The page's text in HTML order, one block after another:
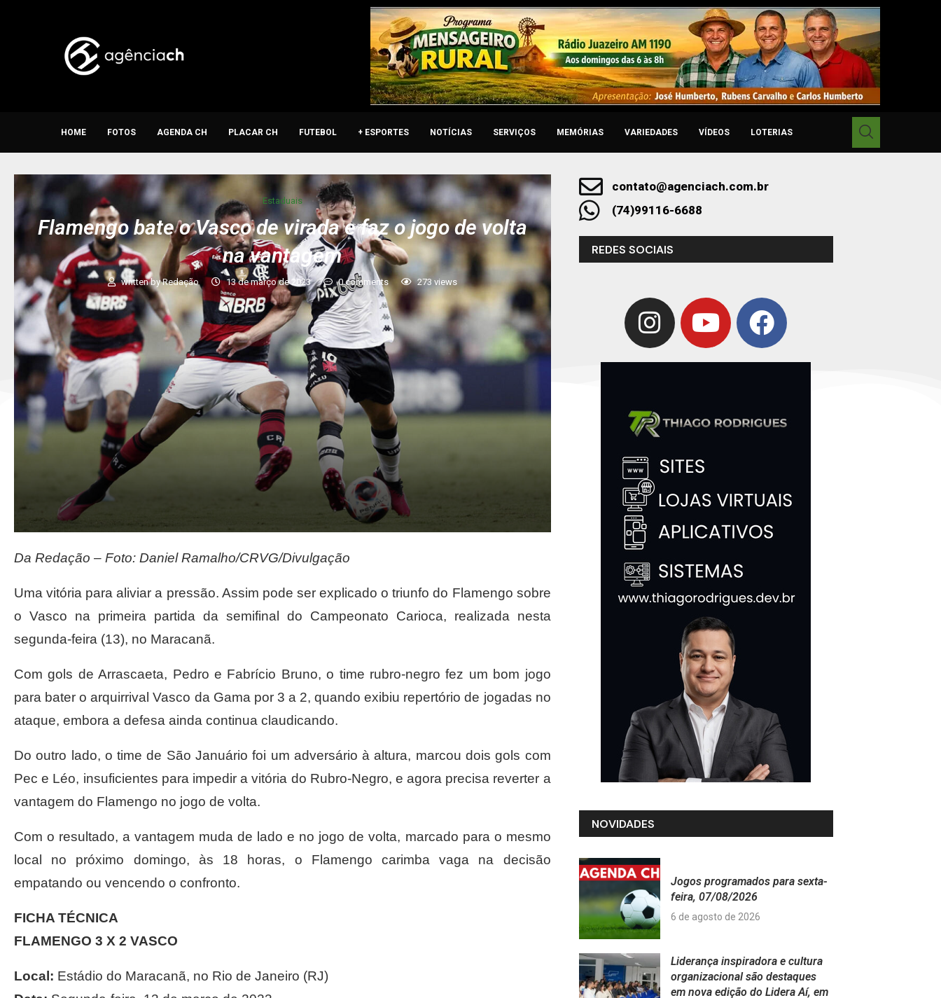
HOME FOTOS AGENDA CH PLACAR CH FUTEBOL + ESPORTES NOTÍCIAS SERVIÇOS MEMÓRIAS VARIEDADES VÍDEOS LOTERIAS
Estaduais
Flamengo bate o Vasco de virada e faz o jogo de volta
na vantagem
written byRedação 13 de março de 2023 0 comments 273 views
Da Redação – Foto: Daniel Ramalho/CRVG/Divulgação
Uma vitória para aliviar a pressão. Assim pode ser explicado o triunfo do Flamengo sobre
o Vasco na primeira partida da semifinal do Campeonato Carioca, realizada nesta
segunda-feira (13), no Maracanã.
Com gols de Arrascaeta, Pedro e Fabrício Bruno, o time rubro-negro fez um bom jogo
para bater o arquirrival Vasco da Gama por 3 a 2, quando exibiu repertório de jogadas no
ataque, embora a defesa ainda continua claudicando.
Do outro lado, o time de São Januário foi um adversário à altura, marcou dois gols com
Pec e Léo, insuficientes para impedir a vitória do Rubro-Negro, e agora precisa reverter a
vantagem do Flamengo no jogo de volta.
Com o resultado, a vantagem muda de lado e no jogo de volta, marcado para o mesmo
local no próximo domingo, às 18 horas, o Flamengo carimba vaga na decisão
empatando ou vencendo o confronto.
FICHA TÉCNICA
FLAMENGO 3 X 2 VASCO
Local: Estádio do Maracanã, no Rio de Janeiro (RJ)
contato@agenciach.com.br
(74)99116-6688
REDES SOCIAIS
NOVIDADES
Jogos programados para sexta-
feira, 07/08/2026
6 de agosto de 2026
Liderança inspiradora e cultura
organizacional são destaques
em nova edição do Lidera Aí, em